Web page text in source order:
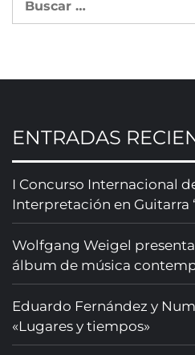
ENTRADAS
I Concurso Internacional
Interpretación en Guitarra
Wolfgang Weigel presenta
álbum de música
Eduardo Fernández y
«Lugares y tiempos»